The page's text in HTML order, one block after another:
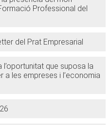
Professional del
del Prat Empresarial
que suposa la
a les empreses i l’economia